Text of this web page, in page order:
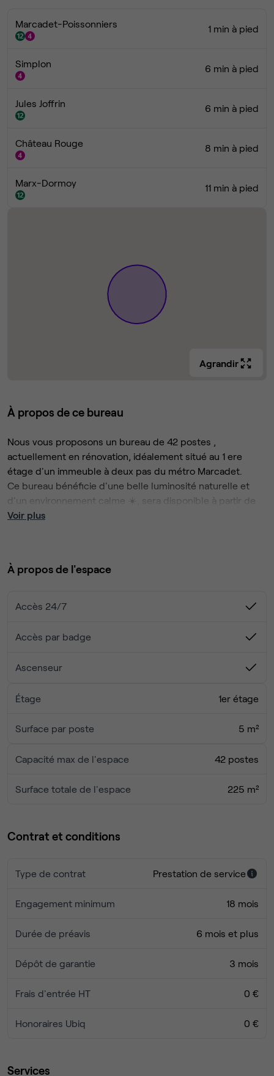
Marcadet-Poissonniers 1 min à pied
Simplon 6 min à pied
Jules Joffrin 6 min à pied
Château Rouge 8 min à pied
Marx-Dormoy 11 min à pied
Agrandir
À propos de ce bureau
Nous vous proposons un bureau de 42 postes ,
actuellement en rénovation, idéalement situé au 1 ere
étage d'un immeuble à deux pas du métro Marcadet.
Ce bureau bénéficie d'une belle luminosité naturelle et
d'un environnement calme ☀️, sera disponible à partir de
Septembre 2025.
📌 1 phonebooth
📌 3 salles de réunion
Le quartier Marcadet, dynamique et branché, regorge de
déjeuner et afterwork.
Voir plus
À propos de l'espace
Accès 24/7
Accès par badge
Ascenseur
Étage 1er étage
Surface par poste 5 m²
Capacité max de l'espace 42 postes
Surface totale de l'espace 225 m²
Contrat et conditions
Type de contrat Prestation de service
Engagement minimum 18 mois
Durée de préavis 6 mois et plus
Dépôt de garantie 3 mois
Frais d'entrée HT 0 €
Honoraires Ubiq 0 €
Services